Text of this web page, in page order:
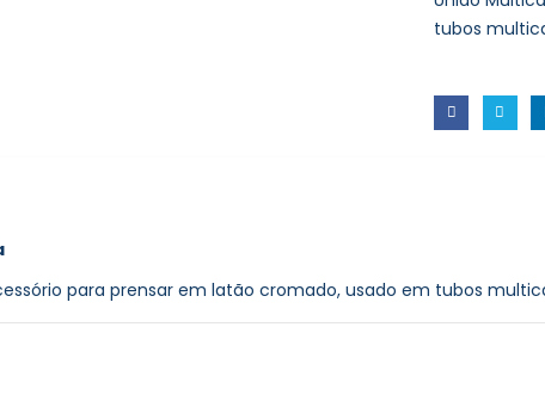
tubos
para prensar em latão cromado, usado em tubos